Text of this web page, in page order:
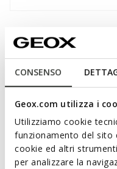
CONSENSO
Geox.com utilizza i
Utilizziamo cookie
funzionamento del sito
cookie ed altri
per analizzare la
contemporary and
livens up casual looks for
ITEM CODE:
Features